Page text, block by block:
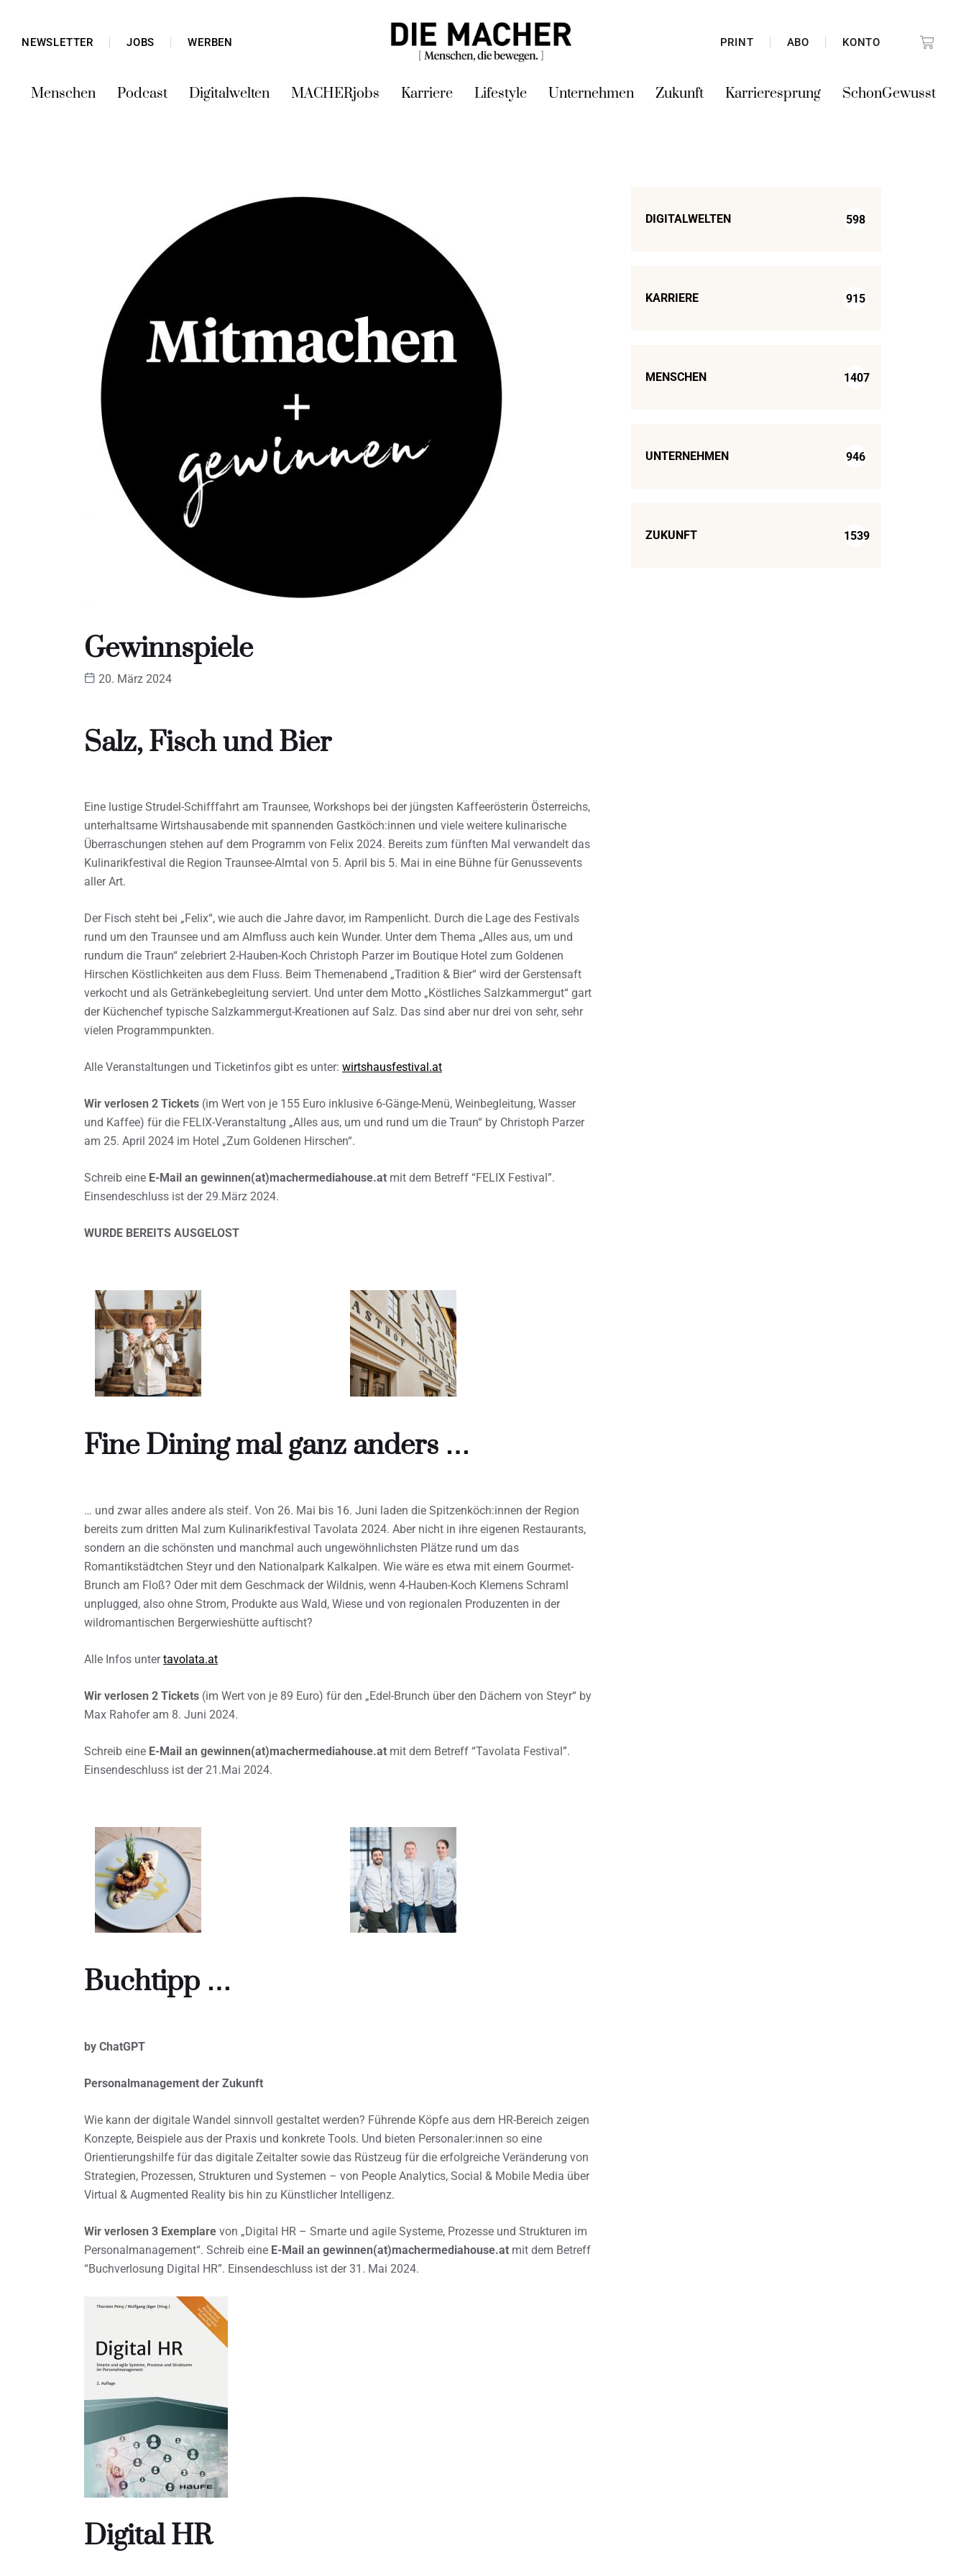
NEWSLETTER JOBS WERBEN PRINT ABO KONTO
Menschen Podcast Digitalwelten MACHERjobs Karriere Lifestyle Unternehmen Zukunft Karrieresprung SchonGewusst
Gewinnspiele
20. März 2024
Salz, Fisch und Bier
Eine lustige Strudel-Schifffahrt am Traunsee, Workshops bei der jüngsten Kaffeerösterin Österreichs,
unterhaltsame Wirtshausabende mit spannenden Gastköch:innen und viele weitere kulinarische
Überraschungen stehen auf dem Programm von Felix 2024. Bereits zum fünften Mal verwandelt das
Kulinarikfestival die Region Traunsee-Almtal von 5. April bis 5. Mai in eine Bühne für Genussevents
aller Art.
Der Fisch steht bei „Felix“, wie auch die Jahre davor, im Rampenlicht. Durch die Lage des Festivals
rund um den Traunsee und am Almfluss auch kein Wunder. Unter dem Thema „Alles aus, um und
rundum die Traun“ zelebriert 2-Hauben-Koch Christoph Parzer im Boutique Hotel zum Goldenen
Hirschen Köstlichkeiten aus dem Fluss. Beim Themenabend „Tradition & Bier“ wird der Gerstensaft
verkocht und als Getränkebegleitung serviert. Und unter dem Motto „Köstliches Salzkammergut“ gart
der Küchenchef typische Salzkammergut-Kreationen auf Salz. Das sind aber nur drei von sehr, sehr
vielen Programmpunkten.
Alle Veranstaltungen und Ticketinfos gibt es unter: wirtshausfestival.at
Wir verlosen 2 Tickets (im Wert von je 155 Euro inklusive 6-Gänge-Menü, Weinbegleitung, Wasser
und Kaffee) für die FELIX-Veranstaltung „Alles aus, um und rund um die Traun“ by Christoph Parzer
am 25. April 2024 im Hotel „Zum Goldenen Hirschen“.
Schreib eine E-Mail an gewinnen(at)machermediahouse.at mit dem Betreff “FELIX Festival”.
Einsendeschluss ist der 29.März 2024.
WURDE BEREITS AUSGELOST
Fine Dining mal ganz anders …
… und zwar alles andere als steif. Von 26. Mai bis 16. Juni laden die Spitzenköch:innen der Region
bereits zum dritten Mal zum Kulinarikfestival Tavolata 2024. Aber nicht in ihre eigenen Restaurants,
sondern an die schönsten und manchmal auch ungewöhnlichsten Plätze rund um das
Romantikstädtchen Steyr und den Nationalpark Kalkalpen. Wie wäre es etwa mit einem Gourmet-
Brunch am Floß? Oder mit dem Geschmack der Wildnis, wenn 4-Hauben-Koch Klemens Schraml
unplugged, also ohne Strom, Produkte aus Wald, Wiese und von regionalen Produzenten in der
wildromantischen Bergerwieshütte auftischt?
Alle Infos untertavolata.at
Wir verlosen 2 Tickets (im Wert von je 89 Euro) für den „Edel-Brunch über den Dächern von Steyr“ by
Max Rahofer am 8. Juni 2024.
Schreib eine E-Mail an gewinnen(at)machermediahouse.at mit dem Betreff “Tavolata Festival”.
Einsendeschluss ist der 21.Mai 2024.
Buchtipp …
by ChatGPT
Personalmanagement der Zukunft
Wie kann der digitale Wandel sinnvoll gestaltet werden? Führende Köpfe aus dem HR-Bereich zeigen
Konzepte, Beispiele aus der Praxis und konkrete Tools. Und bieten Personaler:innen so eine
Orientierungshilfe für das digitale Zeitalter sowie das Rüstzeug für die erfolgreiche Veränderung von
Strategien, Prozessen, Strukturen und Systemen – von People Analytics, Social & Mobile Media über
Virtual & Augmented Reality bis hin zu Künstlicher Intelligenz.
Wir verlosen 3 Exemplare von „Digital HR – Smarte und agile Systeme, Prozesse und Strukturen im
Personalmanagement“. Schreib eine E-Mail an gewinnen(at)machermediahouse.at mit dem Betreff
“Buchverlosung Digital HR”. Einsendeschluss ist der 31. Mai 2024.
Digital HR
DIGITALWELTEN 598
KARRIERE 915
MENSCHEN 1407
UNTERNEHMEN 946
ZUKUNFT 1539